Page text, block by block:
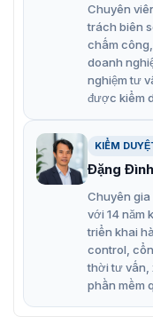
Hỗ trợ dịch vụ
Hỗ trợ đầu ra
Giải mã H.264
Truy cập nhiều
Sản phẩm được
trong giúp việc
Ngoài ra, chúng tôi
những tính năng rất
phẩm bạn xem tại
phẩm khác và có
Ưu đãi khi
Chuyên
trách biên
chấm
doanh
nghiệm tư
được kiểm
KIỂM
Đặng
Chuyên gia
với 14 năm
triển khai
control,
thời tư vấn,
phần mềm